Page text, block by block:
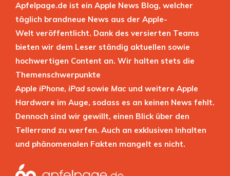
Apfelpage.de ist ein Apple News Blog, welcher
täglich brandneue News aus der Apple-
Welt veröffentlicht. Dank des versierten Teams
bieten wir dem Leser ständig aktuellen sowie
hochwertigen Content an. Wir halten stets die
Themenschwerpunkte
Apple iPhone, iPad sowie Mac und weitere Apple
Hardware im Auge, sodass es an keinen News fehlt.
Dennoch sind wir gewillt, einen Blick über den
Tellerrand zu werfen. Auch an exklusiven Inhalten
und phänomenalen Fakten mangelt es nicht.